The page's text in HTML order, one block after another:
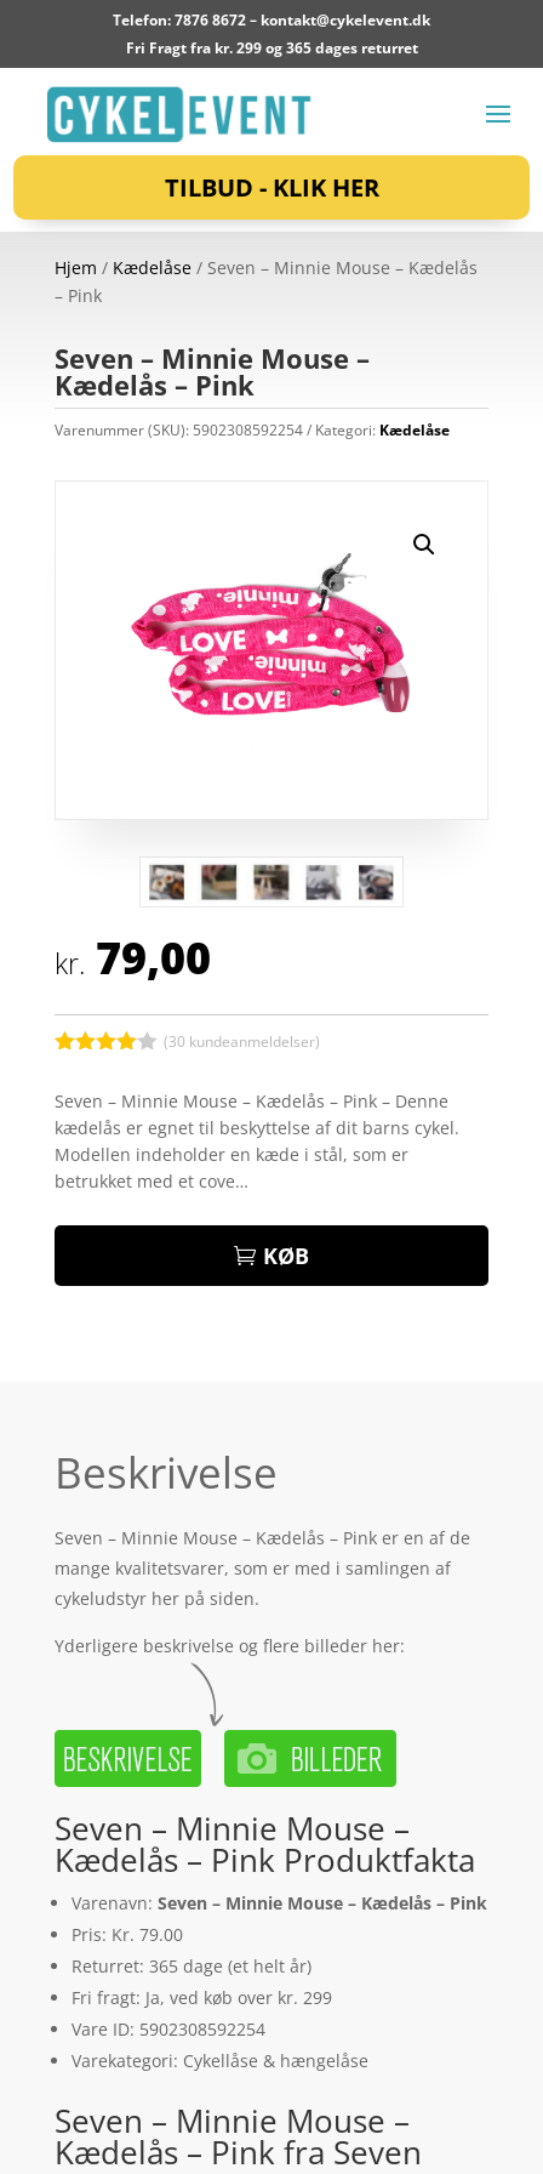
Telefon: 7876 8672 – kontakt@cykelevent.dk
Fri Fragt fra kr. 299 og 365 dages returret
TILBUD - KLIK HER
Hjem / Kædelåse/ Seven – Minnie Mouse – Kædelås
– Pink
Seven – Minnie Mouse –
Kædelås – Pink
Varenummer (SKU): 5902308592254 Kategori: Kædelåse
kr. 79,00
ud af 5
baseret
på
kundebed
ømmelse
(30 kundeanmeldelser)
Seven – Minnie Mouse – Kædelås – Pink – Denne
kædelås er egnet til beskyttelse af dit barns cykel.
Modellen indeholder en kæde i stål, som er
betrukket med et cove…
KØB
Beskrivelse
Seven – Minnie Mouse – Kædelås – Pink er en af de
mange kvalitetsvarer, som er med i samlingen af
cykeludstyr her på siden.
Yderligere beskrivelse og flere billeder her:
Seven – Minnie Mouse –
Kædelås – Pink Produktfakta
Varenavn: Seven – Minnie Mouse – Kædelås – Pink
Pris: Kr. 79.00
Returret: 365 dage (et helt år)
Fri fragt: Ja, ved køb over kr. 299
Vare ID: 5902308592254
Varekategori: Cykellåse & hængelåse
Seven – Minnie Mouse –
Kædelås – Pink fra Seven